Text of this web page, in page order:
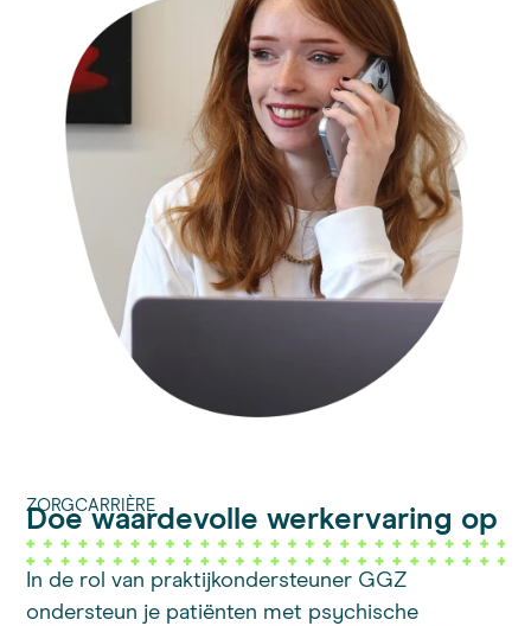
ZORGCARRIÈRE
Doe waardevolle werkervaring op
In de rol van praktijkondersteuner GGZ
ondersteun je patiënten met psychische